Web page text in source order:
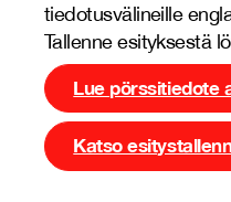
tiedotusvälineille
Tallenne esityksestä
Lue pörssitiedote
Katso